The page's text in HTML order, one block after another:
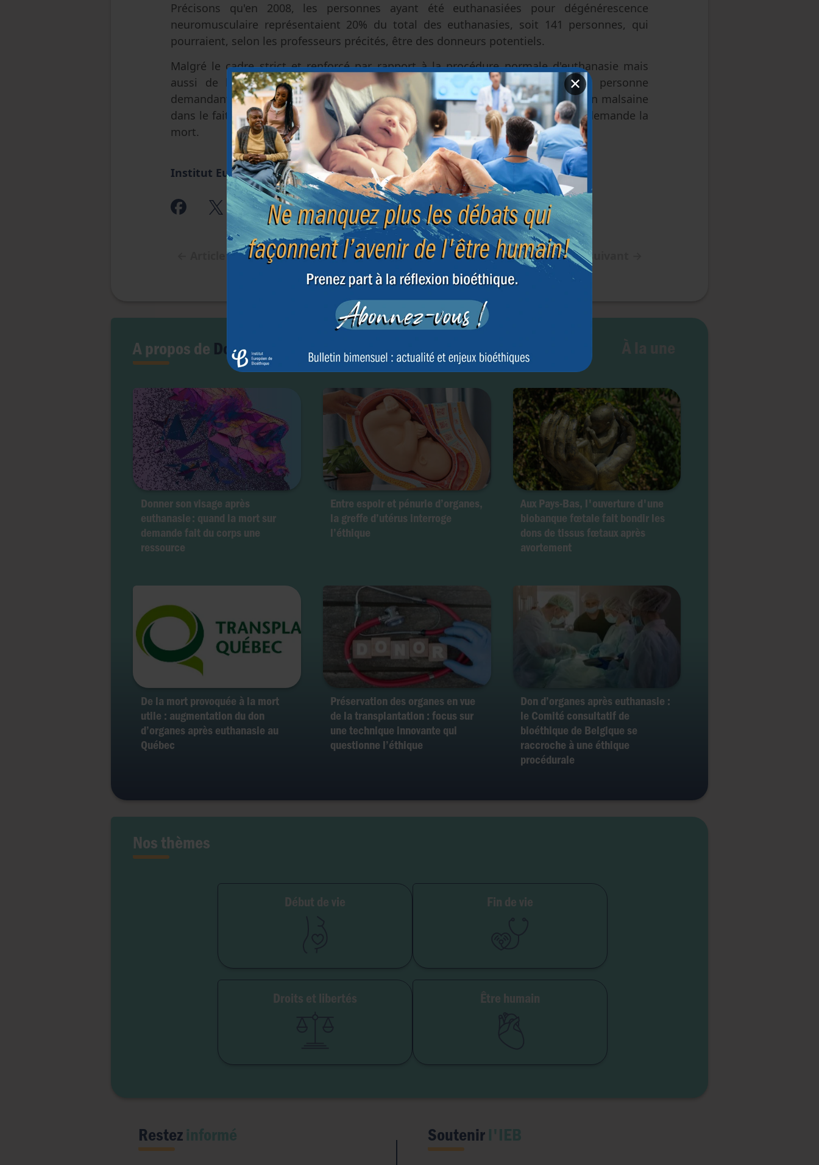
Précisons qu'en 2008, les personnes ayant été euthanasiées pour dégénérescence
neuromusculaire représentaient 20% du total des euthanasies, soit 141 personnes, qui
pourraient, selon les professeurs précités, être des donneurs potentiels.
Malgré le cadre strict et renforcé par rapport à la procédure normale d'euthanasie mais
aussi de la transplantation d'organes, certains médecins craignent que la personne
demandant l'euthanasie ne trouve un incitant supplémentaire et une justification malsaine
dans le fait de donner ses organes qui sauveraient une vie alors qu'elle-même demande la
mort.
Institut Européen de Bioéthique|9 décembre 2010
Article précédent Article suivant
✕
A propos de Don d'organes
Donner son visage après
euthanasie : quand la mort sur
demande fait du corps une
ressource
Entre espoir et pénurie d’organes,
la greffe d’utérus interroge
l’éthique
Aux Pays-Bas, l'ouverture d'une
biobanque fœtale fait bondir les
dons de tissus fœtaux après
avortement
De la mort provoquée à la mort
utile : augmentation du don
d’organes après euthanasie au
Québec
Préservation des organes en vue
de la transplantation : focus sur
une technique innovante qui
questionne l’éthique
Don d’organes après euthanasie :
le Comité consultatif de
bioéthique de Belgique se
raccroche à une éthique
procédurale
Nos thèmes
Début de vie
Fertilité et grossesse
PMA
Fin de vie
Soins palliatifs
Droits et libertés
Liberté de conscience
Être humain
Maladie & handicap
Genre & sexualité
Restezinformé Soutenirl'IEB